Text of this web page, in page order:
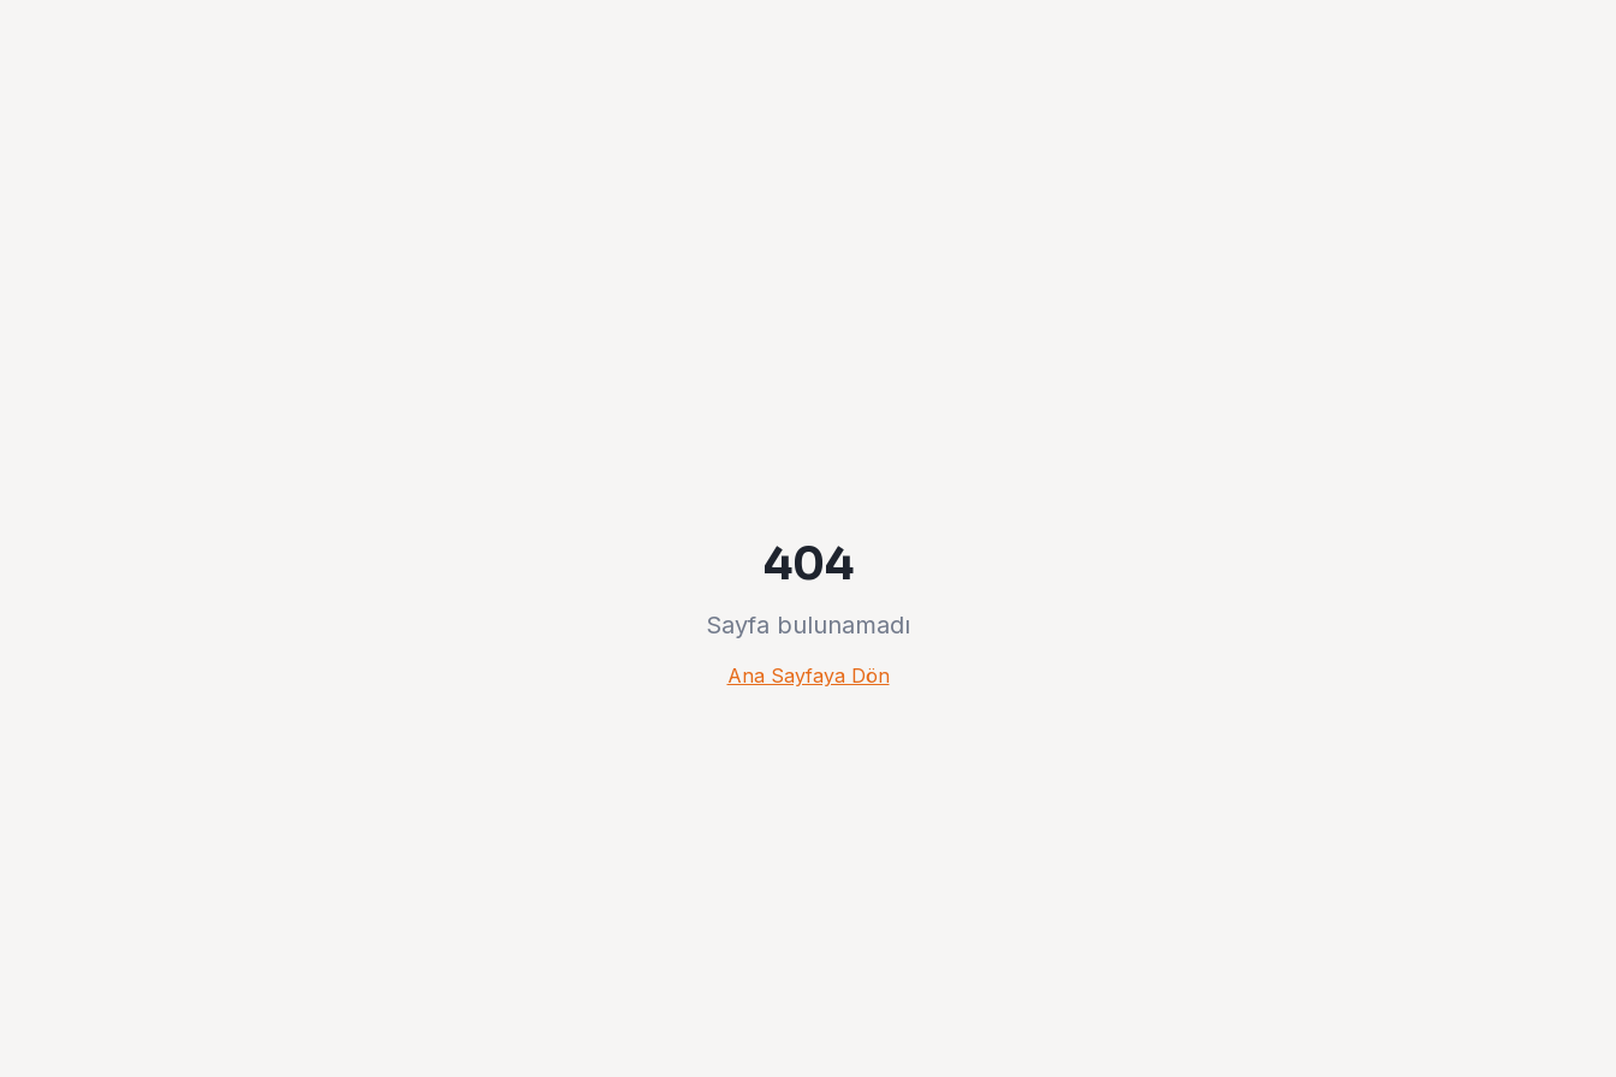
404
Sayfa bulunamadı
Ana Sayfaya Dön